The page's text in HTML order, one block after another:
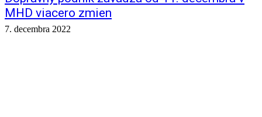
MHD viacero zmien
7. decembra 2022